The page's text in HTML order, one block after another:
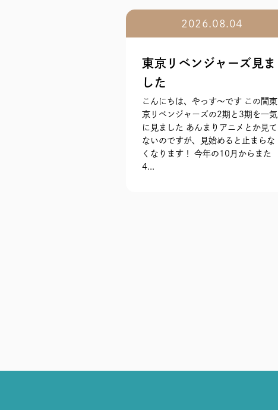
2026.08.04
東京リベンジャーズ見ま
した
こんにちは、やっす〜です この間東
京リベンジャーズの2期と3期を一気
に見ました あんまりアニメとか見て
ないのですが、見始めると止まらな
くなります！ 今年の10月からまた
4...